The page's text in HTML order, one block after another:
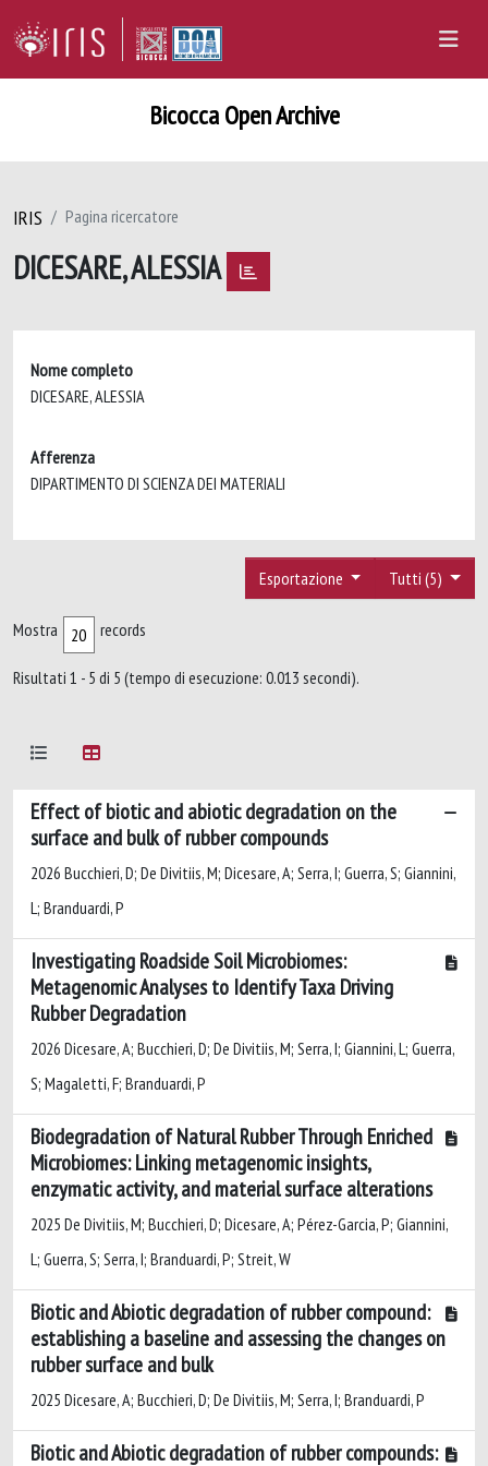
Bicocca Open Archive
IRIS Pagina ricercatore
DICESARE, ALESSIA
Nome completo
DICESARE, ALESSIA
Afferenza
DIPARTIMENTO DI SCIENZA DEI MATERIALI
Tutti (5)
Esportazione
Mostra records
Risultati 1 - 5 di 5 (tempo di esecuzione: 0.013 secondi).
Effect of biotic and abiotic degradation on the
surface and bulk of rubber compounds
2026 Bucchieri, D; De Divitiis, M; Dicesare, A; Serra, I; Guerra, S; Giannini,
L; Branduardi, P
Investigating Roadside Soil Microbiomes:
Metagenomic Analyses to Identify Taxa Driving
Rubber Degradation
2026 Dicesare, A; Bucchieri, D; De Divitiis, M; Serra, I; Giannini, L; Guerra,
S; Magaletti, F; Branduardi, P
Biodegradation of Natural Rubber Through Enriched
Microbiomes: Linking metagenomic insights,
enzymatic activity, and material surface alterations
2025 De Divitiis, M; Bucchieri, D; Dicesare, A; Pérez-Garcia, P; Giannini,
L; Guerra, S; Serra, I; Branduardi, P; Streit, W
Biotic and Abiotic degradation of rubber compound:
establishing a baseline and assessing the changes on
rubber surface and bulk
2025 Dicesare, A; Bucchieri, D; De Divitiis, M; Serra, I; Branduardi, P
Biotic and Abiotic degradation of rubber compounds: